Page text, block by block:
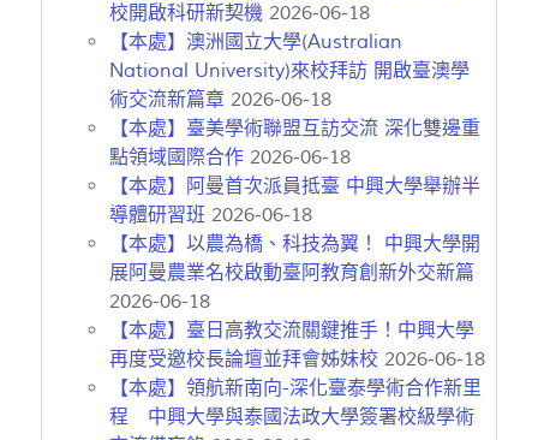
校開啟科研新契機 2026-06-18
【本處】澳洲國立大學(Australian
National University)來校拜訪 開啟臺澳學
術交流新篇章 2026-06-18
【本處】臺美學術聯盟互訪交流 深化雙邊重
點領域國際合作 2026-06-18
【本處】阿曼首次派員抵臺 中興大學舉辦半
導體研習班 2026-06-18
【本處】以農為橋、科技為翼！ 中興大學開
展阿曼農業名校啟動臺阿教育創新外交新篇
2026-06-18
【本處】臺日高教交流關鍵推手！中興大學
再度受邀校長論壇並拜會姊妹校 2026-06-18
【本處】領航新南向-深化臺泰學術合作新里
程 中興大學與泰國法政大學簽署校級學術